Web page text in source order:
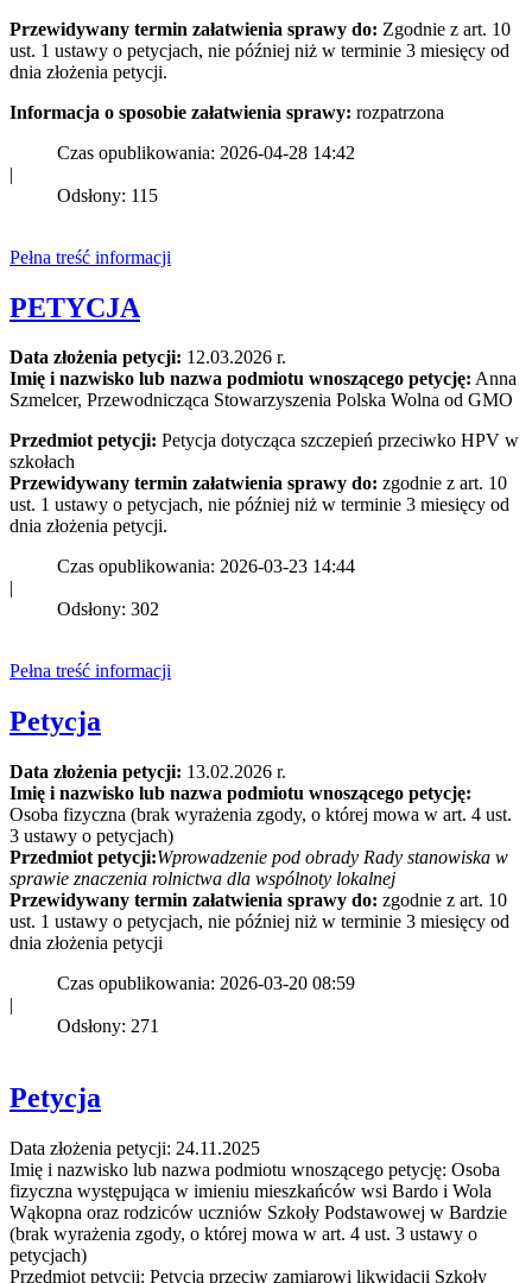
Przewidywany termin załatwienia sprawy do: Zgodnie z art. 10
ust. 1 ustawy o petycjach, nie później niż w terminie 3 miesięcy od
dnia złożenia petycji.
Informacja o sposobie załatwienia sprawy: rozpatrzona
Czas opublikowania: 2026-04-28 14:42
|
Odsłony: 115
Pełna treść informacji
PETYCJA
Data złożenia petycji: 12.03.2026 r.
Imię i nazwisko lub nazwa podmiotu wnoszącego petycję: Anna
Szmelcer, Przewodnicząca Stowarzyszenia Polska Wolna od GMO
Przedmiot petycji: Petycja dotycząca szczepień przeciwko HPV w
szkołach
Przewidywany termin załatwienia sprawy do: zgodnie z art. 10
ust. 1 ustawy o petycjach, nie później niż w terminie 3 miesięcy od
dnia złożenia petycji.
Czas opublikowania: 2026-03-23 14:44
|
Odsłony: 302
Pełna treść informacji
Petycja
Data złożenia petycji: 13.02.2026 r.
Imię i nazwisko lub nazwa podmiotu wnoszącego petycję:
Osoba fizyczna (brak wyrażenia zgody, o której mowa w art. 4 ust.
3 ustawy o petycjach)
Przedmiot petycji:Wprowadzenie pod obrady Rady stanowiska w
sprawie znaczenia rolnictwa dla wspólnoty lokalnej
Przewidywany termin załatwienia sprawy do: zgodnie z art. 10
ust. 1 ustawy o petycjach, nie później niż w terminie 3 miesięcy od
dnia złożenia petycji
Czas opublikowania: 2026-03-20 08:59
|
Odsłony: 271
Petycja
Data złożenia petycji: 24.11.2025
Imię i nazwisko lub nazwa podmiotu wnoszącego petycję: Osoba
fizyczna występująca w imieniu mieszkańców wsi Bardo i Wola
Wąkopna oraz rodziców uczniów Szkoły Podstawowej w Bardzie
(brak wyrażenia zgody, o której mowa w art. 4 ust. 3 ustawy o
petycjach)
Przedmiot petycji: Petycja przeciw zamiarowi likwidacji Szkoły